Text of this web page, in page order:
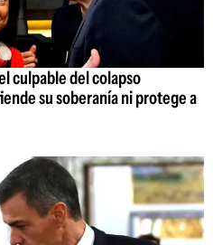
culpable del colapso
su soberanía ni protege a